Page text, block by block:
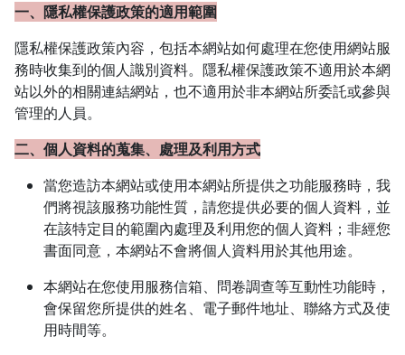
一、隱私權保護政策的適用範圍
隱私權保護政策內容，包括本網站如何處理在您使用網站服
務時收集到的個人識別資料。隱私權保護政策不適用於本網
站以外的相關連結網站，也不適用於非本網站所委託或參與
管理的人員。
二、個人資料的蒐集、處理及利用方式
當您造訪本網站或使用本網站所提供之功能服務時，我
們將視該服務功能性質，請您提供必要的個人資料，並
在該特定目的範圍內處理及利用您的個人資料；非經您
書面同意，本網站不會將個人資料用於其他用途。
本網站在您使用服務信箱、問卷調查等互動性功能時，
會保留您所提供的姓名、電子郵件地址、聯絡方式及使
用時間等。